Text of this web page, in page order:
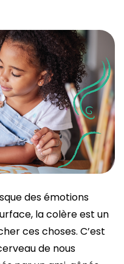
des émotions
la colère est un
ces choses. C’est
de nous